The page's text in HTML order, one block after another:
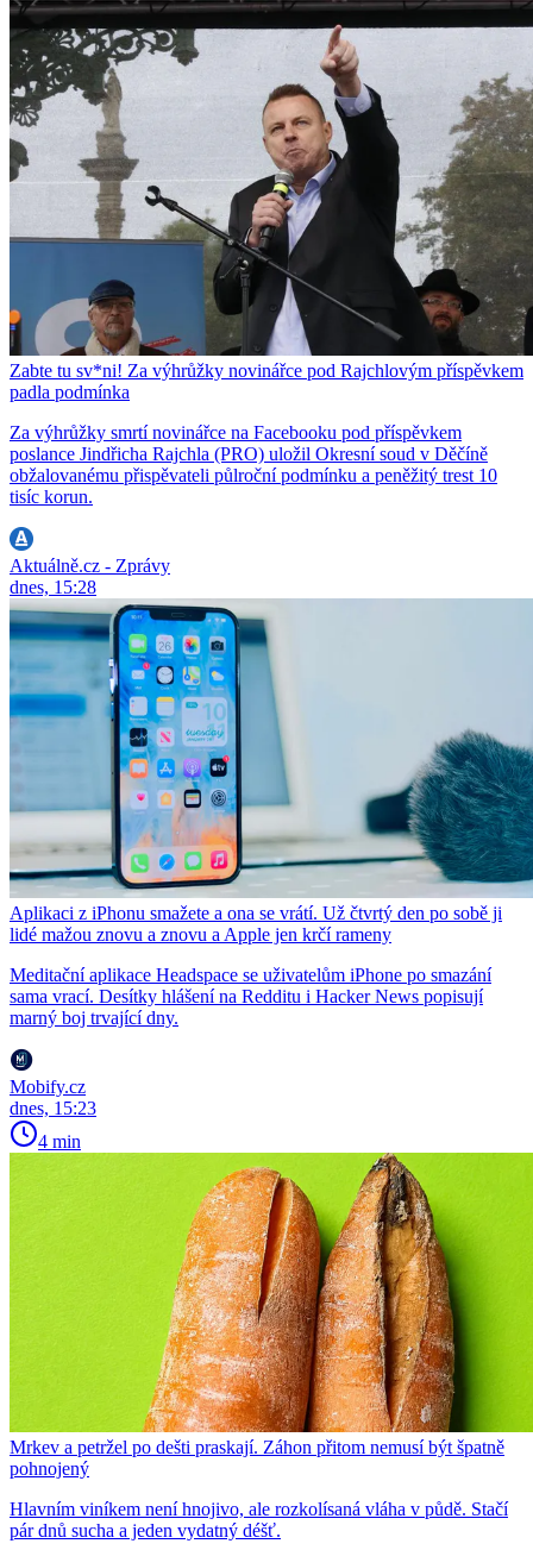
Zabte tu sv*ni! Za výhrůžky novinářce pod Rajchlovým příspěvkem
padla podmínka
Za výhrůžky smrtí novinářce na Facebooku pod příspěvkem
poslance Jindřicha Rajchla (PRO) uložil Okresní soud v Děčíně
obžalovanému přispěvateli půlroční podmínku a peněžitý trest 10
tisíc korun.
Aktuálně.cz - Zprávy
dnes, 15:28
Aplikaci z iPhonu smažete a ona se vrátí. Už čtvrtý den po sobě ji
lidé mažou znovu a znovu a Apple jen krčí rameny
Meditační aplikace Headspace se uživatelům iPhone po smazání
sama vrací. Desítky hlášení na Redditu i Hacker News popisují
marný boj trvající dny.
Mobify.cz
dnes, 15:23
4 min
Mrkev a petržel po dešti praskají. Záhon přitom nemusí být špatně
pohnojený
Hlavním viníkem není hnojivo, ale rozkolísaná vláha v půdě. Stačí
pár dnů sucha a jeden vydatný déšť.